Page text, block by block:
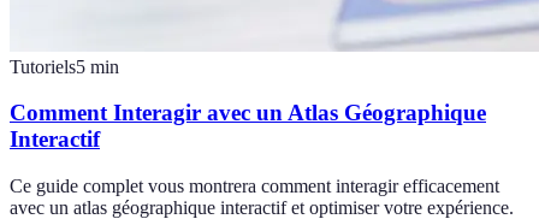
Tutoriels5 min
Comment Interagir avec un Atlas Géographique
Interactif
Ce guide complet vous montrera comment interagir efficacement
avec un atlas géographique interactif et optimiser votre expérience.